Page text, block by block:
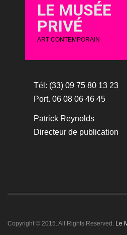
LE MUSÉE
PRIVÉ
ART CONTEMPORAIN
Tél: (33) 09 75 80 13 23
Port. 06 08 06 46 45
Patrick Reynolds
Directeur de publication
Copyright © 2015. All Rights Reserved. Le